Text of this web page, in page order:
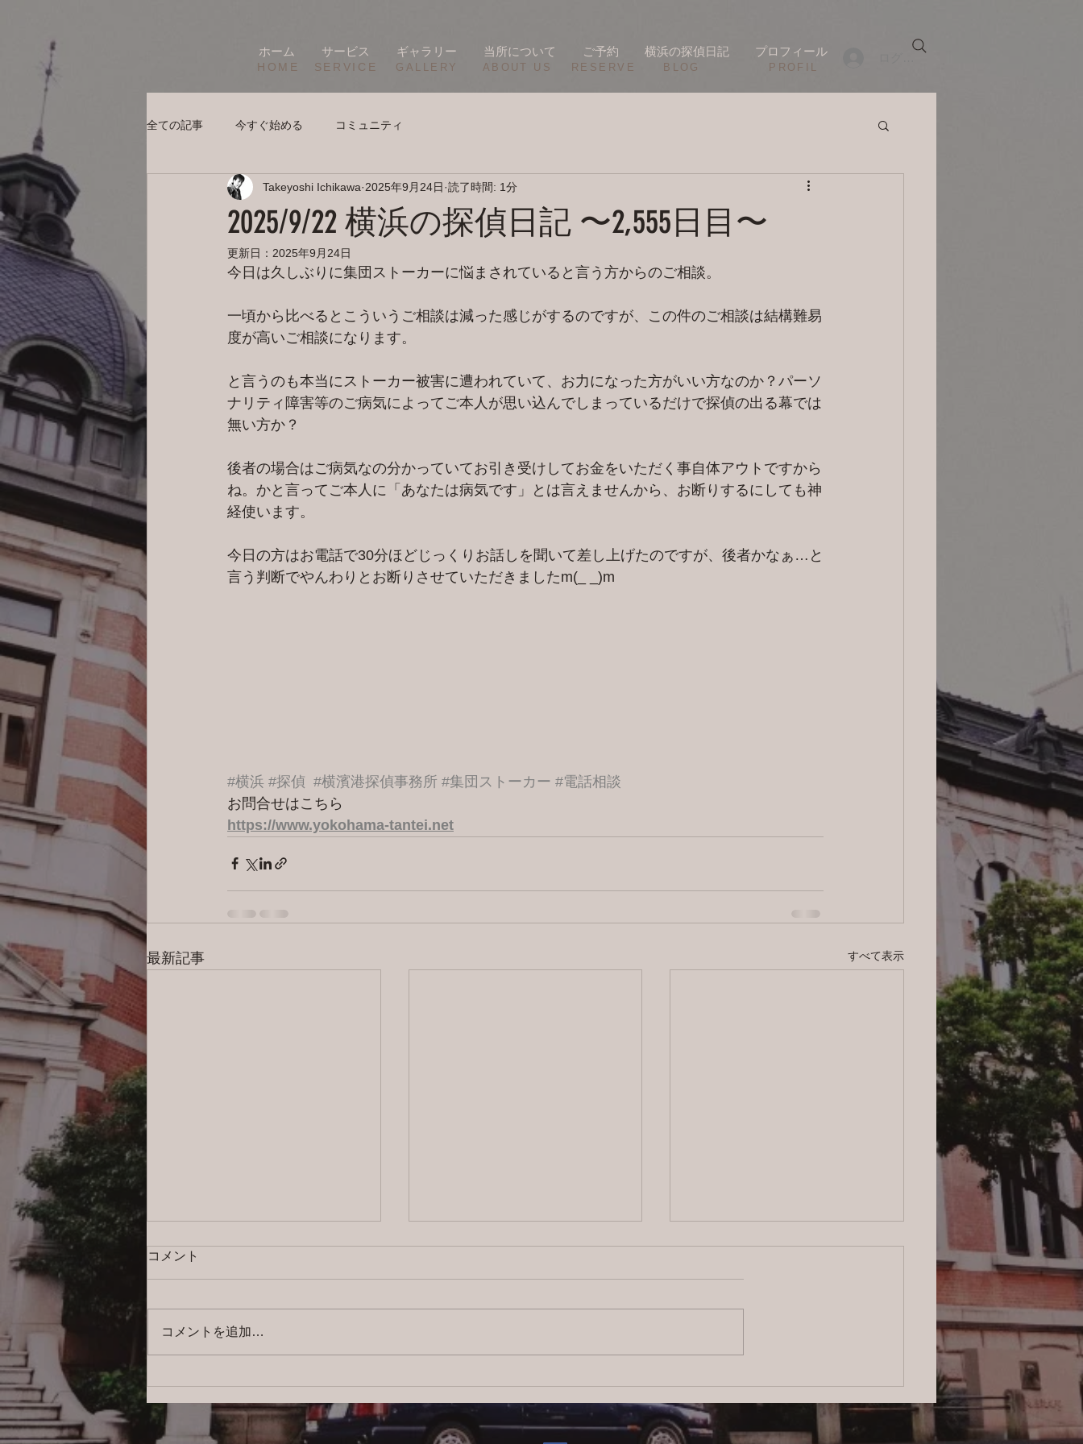
ログイン
ホーム サービス ギャラリー 当所について ご予約 横浜の探偵日記 プロフィール
HOME SERVICE ​GALLERY ​ABOUT US ​PROFIL
RESERVE BLOG
全ての記事 今すぐ始める コミュニティ
2025/9/22 横浜の探偵日記 〜2,555日目〜
Takeyoshi Ichikawa 2025年9月24日 読了時間: 1分
更新日： 2025年9月24日
今日は久しぶりに集団ストーカーに悩まされていると言う方からのご相談。
一頃から比べるとこういうご相談は減った感じがするのですが、この件のご相談は結構難易
度が高いご相談になります。
と言うのも本当にストーカー被害に遭われていて、お力になった方がいい方なのか？パーソ
ナリティ障害等のご病気によってご本人が思い込んでしまっているだけで探偵の出る幕では
無い方か？
後者の場合はご病気なの分かっていてお引き受けしてお金をいただく事自体アウトですから
ね。かと言ってご本人に「あなたは病気です」とは言えませんから、お断りするにしても神
経使います。
今日の方はお電話で30分ほどじっくりお話しを聞いて差し上げたのですが、後者かなぁ…と
言う判断でやんわりとお断りさせていただきましたm(_ _)m
#横浜 #探偵 #横濱港探偵事務所 #集団ストーカー #電話相談
お問合せはこちら
https://www.yokohama-tantei.net
最新記事 すべて表示
日目〜
日目〜
日目〜
コメント
コメントを追加…